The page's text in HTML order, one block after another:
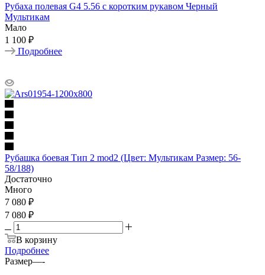
Рубаха полевая G4 5.56 с коротким рукавом Черный
Мультикам
Мало
1 100 ₽
Подробнее
Рубашка боевая Тип 2 mod2 (Цвет: Мультикам Размер: 56-
58/188)
Достаточно
Много
7 080 ₽
7 080 ₽
В корзину
Подробнее
Размер—-